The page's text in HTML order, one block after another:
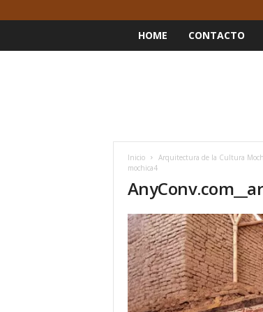
HOME CONTACTO
Inicio Arquitectura de la Cultura
mochica4